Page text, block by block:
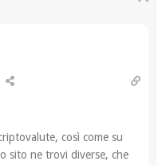
così come su
sito ne trovi diverse, che